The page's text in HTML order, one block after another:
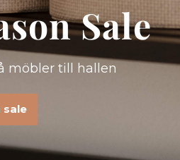
Sale
möbler till hallen
sale